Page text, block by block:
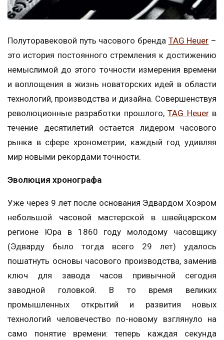
Полуторавековой путь часового бренда TAG Heuer –
это история постоянного стремления к достижению
немыслимой до этого точности измерения времени
и воплощения в жизнь новаторских идей в области
технологий, производства и дизайна. Совершенствуя
революционные разработки прошлого,TAG Heuerв
течение десятилетий остается лидером часового
рынка в сфере хронометрии, каждый год удивляя
мир новыми рекордами точности.
Эволюция хронографа
Уже через 9 лет после основания Эдвардом Хоэром
небольшой часовой мастерской в швейцарском
регионе Юра в 1860 году молодому часовщику
(Эдварду было тогда всего 29 лет) удалось
пошатнуть основы часового производства, заменив
ключ для завода часов привычной сегодня
заводной головкой. В то время великих
промышленных открытий и развития новых
технологий человечество по-новому взглянуло на
само понятие времени: теперь каждая секунда